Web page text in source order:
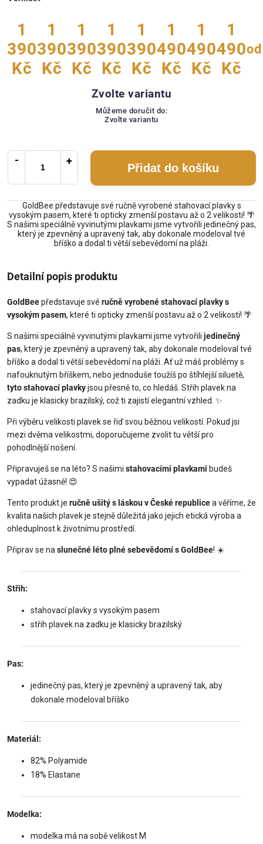
1
390
Kč
1
390
Kč
1
390
Kč
1
390
Kč
1
390
Kč
1
490
Kč
1
490
Kč
1
490
Kč
od
Zvolte variantu
Můžeme doručit do:
Zvolte variantu
Přidat do košíku
GoldBee představuje své ručně vyrobené stahovací plavky s
vysokým pasem, které ti opticky zmenší postavu až o 2 velikosti! 🌴
S našimi speciálně vyvinutými plavkami jsme vytvořili jedinečný pas,
který je zpevněný a upravený tak, aby dokonale modeloval tvé
bříško a dodal ti větší sebevědomí na pláži.
Detailní popis produktu
GoldBeepředstavuje své ručně vyrobené stahovací plavky s
vysokým pasem, které ti opticky zmenší postavu až o 2 velikosti! 🌴
S našimi speciálně vyvinutými plavkami jsme vytvořili jedinečný
pas, který je zpevněný a upravený tak, aby dokonale modeloval tvé
bříško a dodal ti větší sebevědomí na pláži. Ať už máš problémy s
nafouknutým bříškem, nebo jednoduše toužíš po štíhlejší siluetě,
tyto stahovací plavkyjsou přesně to, co hledáš. Střih plavek na
zadku je klasicky brazilský, což ti zajistí elegantní vzhled. ✨
Při výběru velikosti plavek se řiď svou běžnou velikostí. Pokud jsi
mezi dvěma velikostmi, doporučujeme zvolit tu větší pro
pohodlnější nošení.
Připravuješ se na léto? S našimi stahovacími plavkami budeš
vypadat úžasně! 😍
Tento produkt je ručně ušitý s láskou v České republicea věříme, že
kvalita našich plavek je stejně důležitá jako jejich etická výroba a
ohleduplnost k životnímu prostředí.
Připrav se na slunečné léto plné sebevědomí s GoldBee! ☀️
Střih:
stahovací plavky s vysokým pasem
střih plavek na zadku je klasicky brazilský
Pas:
jedinečný pas, který je zpevněný a upravený tak, aby
dokonale modeloval bříško
Materiál:
82% Polyamide
18% Elastane
Modelka:
modelka má na sobě velikost M